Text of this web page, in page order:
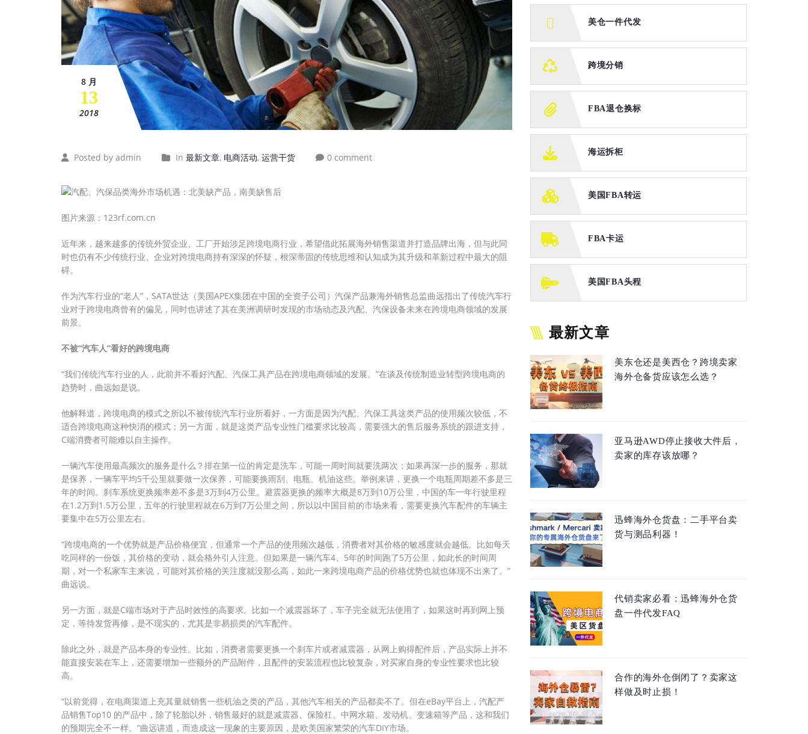
8 月
13
2018
Posted by admin In 最新文章, 电商活动, 运营干货 0 comment
图片来源：123rf.com.cn
近年来，越来越多的传统外贸企业、工厂开始涉足跨境电商行业，希望借此拓展海外销售渠道并打造品牌出海，但与此同
时也仍有不少传统行业、企业对跨境电商持有深深的怀疑，根深蒂固的传统思维和认知成为其升级和革新过程中最大的阻
碍。
作为汽车行业的“老人”，SATA世达（美国APEX集团在中国的全资子公司）汽保产品兼海外销售总监曲远指出了传统汽车行
业对于跨境电商曾有的偏见，同时也讲述了其在美洲调研时发现的市场动态及汽配、汽保设备未来在跨境电商领域的发展
前景。
不被“汽车人”看好的跨境电商
“我们传统汽车行业的人，此前并不看好汽配、汽保工具产品在跨境电商领域的发展。”在谈及传统制造业转型跨境电商的
趋势时，曲远如是说。
他解释道，跨境电商的模式之所以不被传统汽车行业所看好，一方面是因为汽配、汽保工具这类产品的使用频次较低，不
适合跨境电商这种快消的模式；另一方面，就是这类产品专业性门槛要求比较高，需要强大的售后服务系统的跟进支持，
C端消费者可能难以自主操作。
一辆汽车使用最高频次的服务是什么？排在第一位的肯定是洗车，可能一周时间就要洗两次；如果再深一步的服务，那就
是保养，一辆车平均5千公里就要做一次保养，可能要换雨刮、电瓶、机油这些。举例来讲，更换一个电瓶周期差不多是三
年的时间。刹车系统更换频率差不多是3万到4万公里。避震器更换的频率大概是8万到10万公里，中国的车一年行驶里程
在1.2万到1.5万公里，五年的行驶里程就在6万到7万公里之间，所以以中国目前的市场来看，需要更换汽车配件的车辆主
要集中在5万公里左右。
“跨境电商的一个优势就是产品价格便宜，但通常一个产品的使用频次越低，消费者对其价格的敏感度就会越低。比如每天
吃同样的一份饭，其价格的变动，就会格外引人注意。但如果是一辆汽车4、5年的时间跑了5万公里，如此长的时间周
期，对一个私家车主来说，可能对其价格的关注度就没那么高，如此一来跨境电商产品的价格优势也就也体现不出来了。”
曲远说。
另一方面，就是C端市场对于产品时效性的高要求。比如一个减震器坏了，车子完全就无法使用了，如果这时再到网上预
定，等待发货再修，是不现实的，尤其是非易损类的汽车配件。
除此之外，就是产品本身的专业性。比如，消费者需要更换一个刹车片或者减震器，从网上购得配件后，产品实际上并不
能直接安装在车上，还需要增加一些额外的产品附件，且配件的安装流程也比较复杂，对买家自身的专业性要求也比较
高。
“以前觉得，在电商渠道上充其量就销售一些机油之类的产品，其他汽车相关的产品都卖不了。但在eBay平台上，汽配产
品销售Top10 的产品中，除了轮胎以外，销售最好的就是减震器、保险杠、中网水箱、发动机、变速箱等产品，这和我们
的预期完全不一样。”曲远讲道，而造成这一现象的主要原因，是欧美国家繁荣的汽车DIY市场。
美仓一件代发
跨境分销
FBA退仓换标
海运拆柜
美国FBA转运
FBA卡运
美国FBA头程
最新文章
美东仓还是美西仓？跨境卖家
海外仓备货应该怎么选？
亚马逊AWD停止接收大件后，
卖家的库存该放哪？
迅蜂海外仓货盘：二手平台卖
货与测品利器！
代销卖家必看：迅蜂海外仓货
盘一件代发FAQ
合作的海外仓倒闭了？卖家这
样做及时止损！